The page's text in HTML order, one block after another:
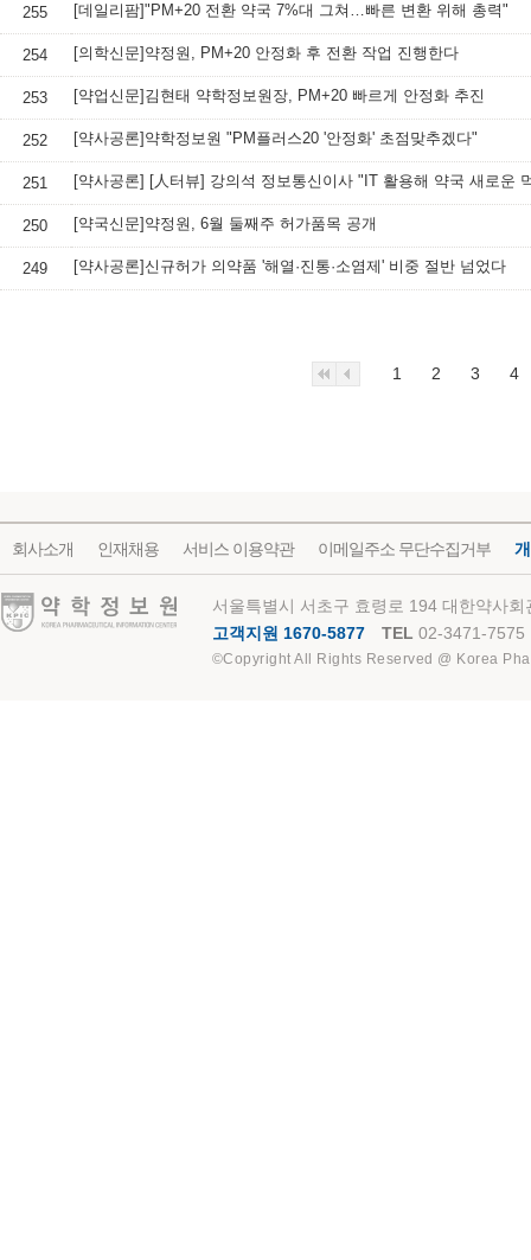
255 [데일리팜]"PM+20 전환 약국 7%대 그쳐…빠른 변환 위해 총력"
254 [의학신문]약정원, PM+20 안정화 후 전환 작업 진행한다
253 [약업신문]김현태 약학정보원장, PM+20 빠르게 안정화 추진
252 [약사공론]약학정보원 "PM플러스20 '안정화' 초점맞추겠다"
251
250 [약국신문]약정원, 6월 둘째주 허가품목 공개
249 [약사공론]신규허가 의약품 '해열·진통·소염제' 비중 절반 넘었다
1 2 3 4
회사소개 인재채용 서비스 이용약관 이메일주소 무단수집거부
약학정보원
서울특별시 서초구 효령로 194 대한약사
고객지원 1670-5877
TEL 02-3471-7575
©Copyright All Rights Reserved @ Korea